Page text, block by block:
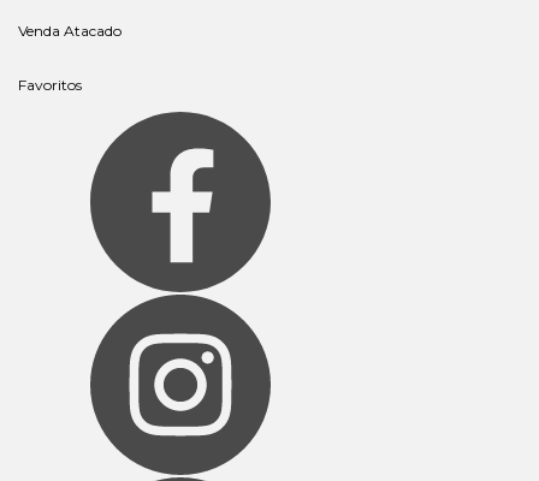
Venda Atacado
Favoritos